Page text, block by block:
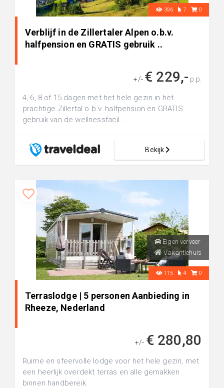
396 7 0
Verblijf in de Zillertaler Alpen o.b.v.
halfpension en GRATIS gebruik ..
+/- € 229,- p.p.
4, 6, 8 of 15 dagen met het hele gezin in het
prachtige Zillertal o.b.v. halfpension en GRATIS
gebruik van de wellnessfacil...
Bekijk
Eigen vervoer
Vakantiehuis
115 4 0
Terraslodge | 5 personen Aanbieding in
Rheeze, Nederland
+/- € 280,80
Ruime en sfeervolle lodge voor het hele gezin, met
een heerlijk overdekt terras en alle gemakken
binnen handbereik.